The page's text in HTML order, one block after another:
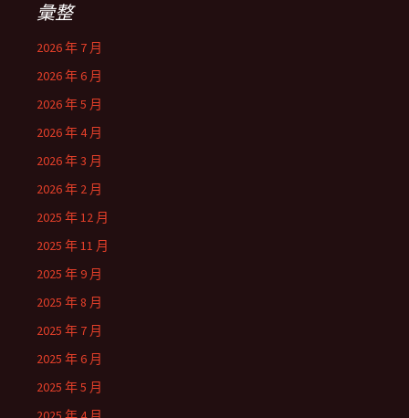
彙整
2026 年 7 月
2026 年 6 月
2026 年 5 月
2026 年 4 月
2026 年 3 月
2026 年 2 月
2025 年 12 月
2025 年 11 月
2025 年 9 月
2025 年 8 月
2025 年 7 月
2025 年 6 月
2025 年 5 月